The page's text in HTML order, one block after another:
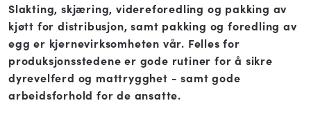
Slakting, skjæring, videreforedling og pakking av
kjøtt for distribusjon, samt pakking og foredling av
egg er kjernevirksomheten vår. Felles for
produksjonsstedene er gode rutiner for å sikre
dyrevelferd og mattrygghet - samt gode
arbeidsforhold for de ansatte.